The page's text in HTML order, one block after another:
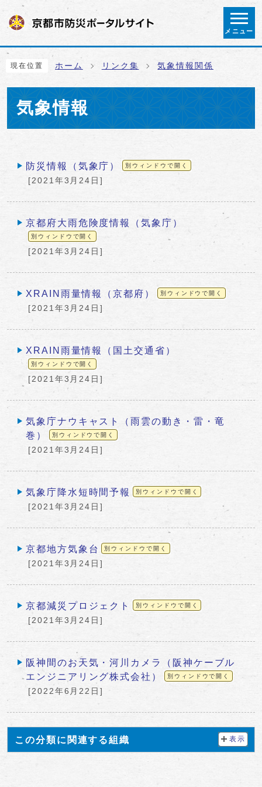
ページの先頭です
メニュー
ここから本文です
現在位置 ホーム リンク集 気象情報関係
気象情報
メインメニュー
防災情報（気象庁） 別ウィンドウで開く
[2021年3月24日]
京都府大雨危険度情報（気象庁）
別ウィンドウで開く
[2021年3月24日]
XRAIN雨量情報（京都府） 別ウィンドウで開く
[2021年3月24日]
XRAIN雨量情報（国土交通省）
別ウィンドウで開く
[2021年3月24日]
気象庁ナウキャスト（雨雲の動き・雷・竜
巻）
別ウィンドウで開く
[2021年3月24日]
気象庁降水短時間予報 別ウィンドウで開く
[2021年3月24日]
京都地方気象台 別ウィンドウで開く
[2021年3月24日]
京都減災プロジェクト 別ウィンドウで開く
[2021年3月24日]
阪神間のお天気・河川カメラ（阪神ケーブル
エンジニアリング株式会社）
別ウィンドウで開く
[2022年6月22日]
この分類に関連する組織 表示